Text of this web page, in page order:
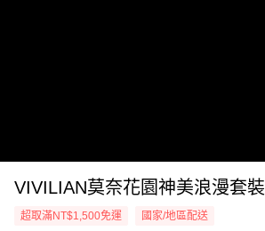
VIVILIAN莫奈花園神美浪漫套裝
超取滿NT$1,500免運 國家/地區配送